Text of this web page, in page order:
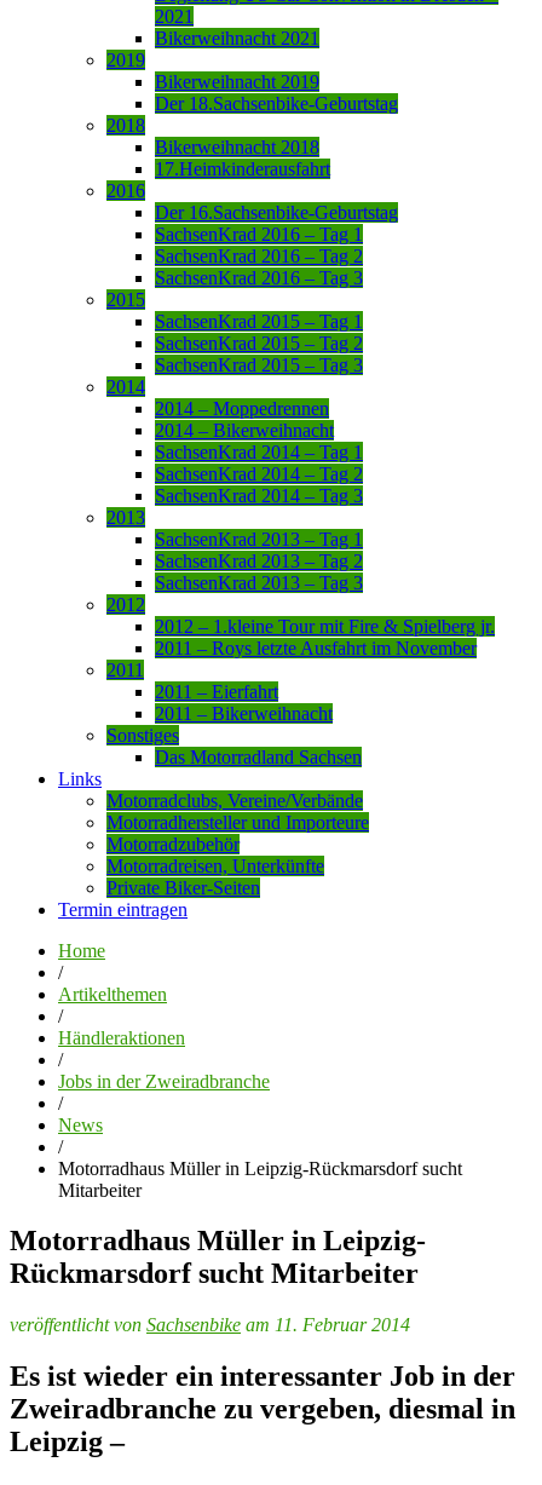
2021
Bikerweihnacht 2021
2019
Bikerweihnacht 2019
Der 18.Sachsenbike-Geburtstag
2018
Bikerweihnacht 2018
17.Heimkinderausfahrt
2016
Der 16.Sachsenbike-Geburtstag
SachsenKrad 2016 – Tag 1
SachsenKrad 2016 – Tag 2
SachsenKrad 2016 – Tag 3
2015
SachsenKrad 2015 – Tag 1
SachsenKrad 2015 – Tag 2
SachsenKrad 2015 – Tag 3
2014
2014 – Moppedrennen
2014 – Bikerweihnacht
SachsenKrad 2014 – Tag 1
SachsenKrad 2014 – Tag 2
SachsenKrad 2014 – Tag 3
2013
SachsenKrad 2013 – Tag 1
SachsenKrad 2013 – Tag 2
SachsenKrad 2013 – Tag 3
2012
2012 – 1.kleine Tour mit Fire & Spielberg jr.
2011 – Roys letzte Ausfahrt im November
2011
2011 – Eierfahrt
2011 – Bikerweihnacht
Sonstiges
Das Motorradland Sachsen
Links
Motorradclubs, Vereine/Verbände
Motorradhersteller und Importeure
Motorradzubehör
Motorradreisen, Unterkünfte
Private Biker-Seiten
Termin eintragen
Home
/
Artikelthemen
/
Händleraktionen
/
Jobs in der Zweiradbranche
/
News
/
Motorradhaus Müller in Leipzig-Rückmarsdorf sucht
Mitarbeiter
Motorradhaus Müller in Leipzig-
Rückmarsdorf sucht Mitarbeiter
veröffentlicht von Sachsenbike am 11. Februar 2014
Es ist wieder ein interessanter Job in der
Zweiradbranche zu vergeben, diesmal in
Leipzig –